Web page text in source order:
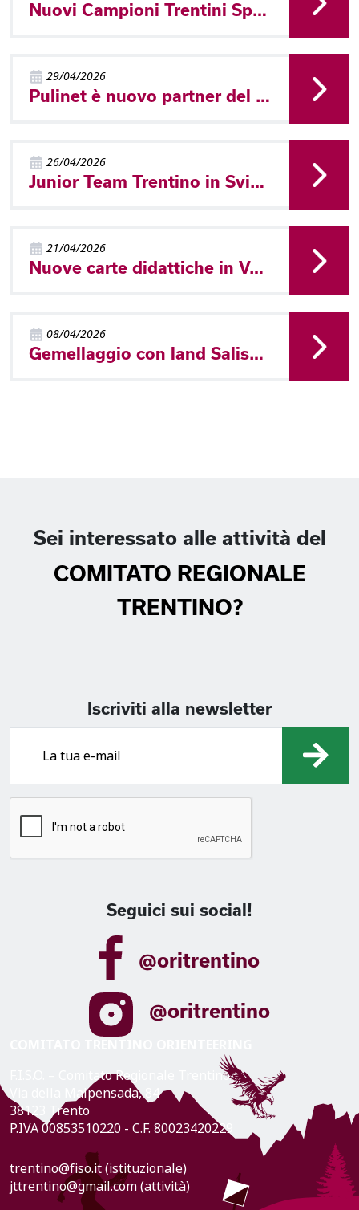
Nuovi Campioni Trentini Sprint a Castello Tesino
29/04/2026
Pulinet è nuovo partner del Comitato Trentino FISO
26/04/2026
Junior Team Trentino in Svizzera - World Cup e Nationaler A
21/04/2026
Nuove carte didattiche in Val di Non
08/04/2026
Gemellaggio con land Salisburgo a Baselga di Piné
Sei interessato alle attività del
COMITATO REGIONALE
TRENTINO?
Iscriviti alla newsletter
Seguici sui social!
@oritrentino
@oritrentino
F.I.S.O. – Comitato Regionale Trentino
Via della Malpensada, 84
38123 Trento
P.IVA 00853510220 - C.F. 80023420229
trentino@fiso.it (istituzionale)
jttrentino@gmail.com (attività)